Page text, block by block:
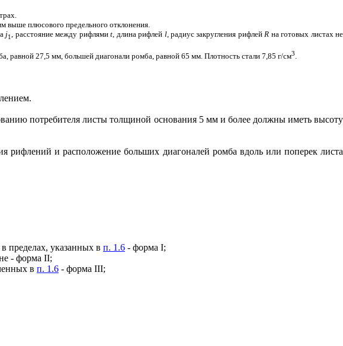
выше плюсового предельного отклонения.
j1 , расстояние между рифлями t длина рифлей l, радиус закругления рифлей R на готовых листах не
равной 27,5 мм, большей диагонали ромба, равной 65 мм. Плотность стали 7,85 г/см3
потребителя листы толщиной основания 5 мм и более должны иметь высоту
рифлений и расположение больших диагоналей ромба вдоль или поперек листа
пределах, указанных в п. 1.6- форма I;
- форма II;
в п. 1.6- форма III;